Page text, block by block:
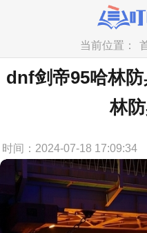
当前位置：
dnf剑帝95哈林
林
时间：2024-07-18 17:09:34